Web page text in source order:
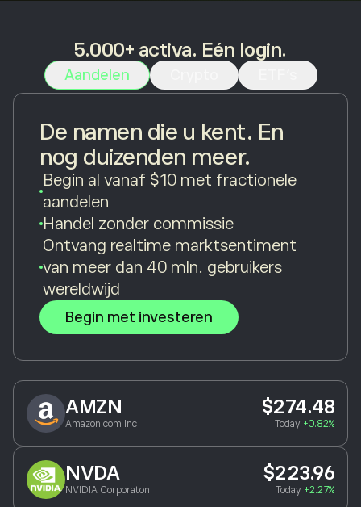
5.000+ activa. Eén login.
Aandelen
De namen die u kent. En
nog duizenden meer.
Begin al vanaf $10 met fractionele
aandelen
Handel zonder commissie
Ontvang realtime marktsentiment
van meer dan 40 mln. gebruikers
wereldwijd
Begin met investeren
AMZN
Amazon.com Inc
$274.48
Today +0.82%
NVDA
NVIDIA Corporation
$223.96
Today +2.27%